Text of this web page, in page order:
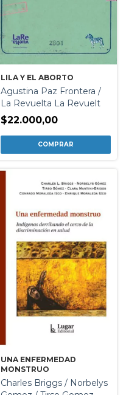
LILA Y EL ABORTO
Agustina Paz Frontera /
La Revuelta La Revuelt
$22.000,00
UNA ENFERMEDAD
MONSTRUO
Charles Briggs / Norbelys